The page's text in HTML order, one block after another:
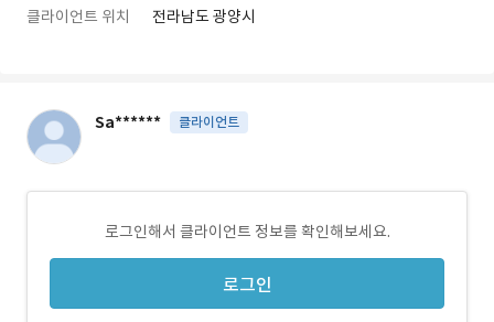
클라이언트 위치 전라남도 광양시
Sa****** 클라이언트
로그인해서 클라이언트 정보를 확인해보세요.
로그인